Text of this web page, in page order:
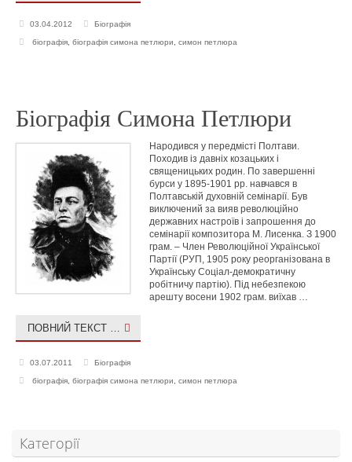
03.04.2012 Біографія
біографія ,біографія симона петлюри ,симон петлюра
Біографія Симона Петлюри
Народився у передмісті Полтави.
Походив із давніх козацьких і
священицьких родин. По завершенні
бурси у 1895-1901 рр. навчався в
Полтавській духовній семінарії. Був
виключений за вияв революційно
державних настроїв і запрошення до
семінарії композитора М. Лисенка. З 1900
грам. – Член Революційної Української
Партії (РУП, 1905 року реорганізована в
Українську Соціал-демократичну
робітничу партію). Під небезпекою
арешту восени 1902 грам. виїхав …
ПОВНИЙ ТЕКСТ …
03.07.2011 Біографія
біографія ,біографія симона петлюри ,симон петлюра
Категорії